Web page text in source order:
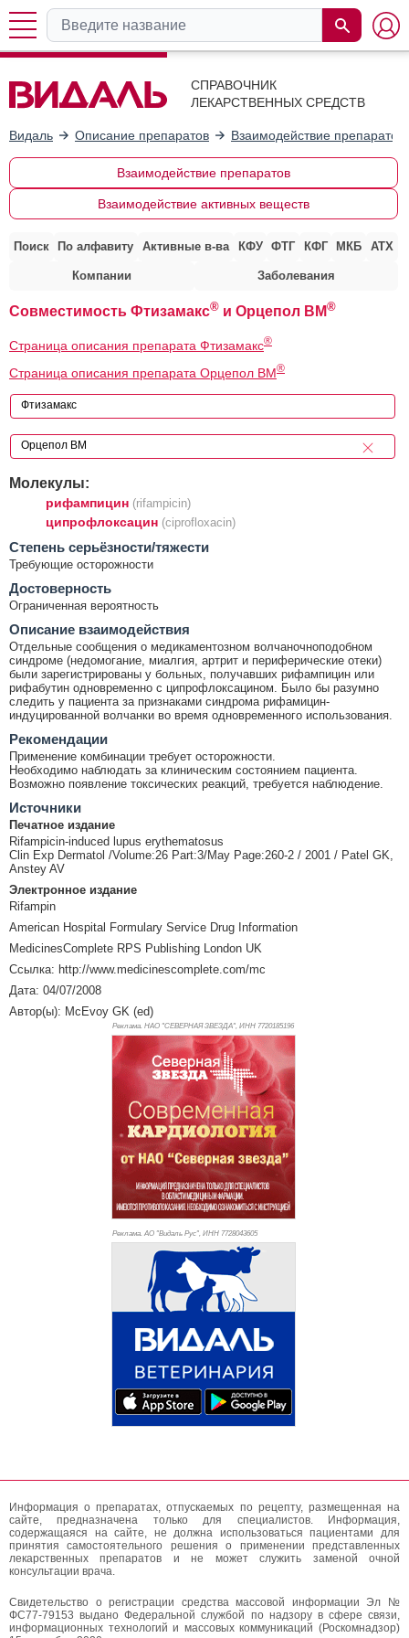
СПРАВОЧНИК
ЛЕКАРСТВЕННЫХ СРЕДСТВ
Видаль Описание препаратов Взаимодействие препаратов
Взаимодействие препаратов
Взаимодействие активных веществ
Поиск По алфавиту Активные в-ва КФУ ФТГ КФГ МКБ АТХ
Компании Заболевания
Совместимость Фтизамакс® и Орцепол ВМ®
Страница описания препарата Фтизамакс®
Страница описания препарата Орцепол ВМ®
Молекулы:
рифампицин (rifampicin)
ципрофлоксацин (ciprofloxacin)
Cтепень серьёзности/тяжести
Требующие осторожности
Достоверность
Ограниченная вероятность
Описание взаимодействия
Отдельные сообщения о медикаментозном волчаночноподобном
синдроме (недомогание, миалгия, артрит и периферические отеки)
были зарегистрированы у больных, получавших рифампицин или
рифабутин одновременно с ципрофлоксацином. Было бы разумно
следить у пациента за признаками синдрома рифамицин-
индуцированной волчанки во время одновременного использования.
Рекомендации
Применение комбинации требует осторожности.
Необходимо наблюдать за клиническим состоянием пациента.
Возможно появление токсических реакций, требуется наблюдение.
Источники
Печатное издание
Rifampicin-induced lupus erythematosus
Clin Exp Dermatol /Volume:26 Part:3/May Page:260-2 / 2001 / Patel GK,
Anstey AV
Электронное издание
Rifampin
American Hospital Formulary Service Drug Information
MedicinesComplete RPS Publishing London UK
Ссылка: http://www.medicinescomplete.com/mc
Дата: 04/07/2008
Автор(ы): McEvoy GK (ed)
Реклама. НАО "СЕВЕРНАЯ ЗВЕЗДА", ИНН 7720185196
Реклама. АО "Видаль Рус", ИНН 7728043605
Информация о препаратах, отпускаемых по рецепту, размещенная на
сайте, предназначена только для специалистов. Информация,
содержащаяся на сайте, не должна использоваться пациентами для
принятия самостоятельного решения о применении представленных
лекарственных препаратов и не может служить заменой очной
консультации врача.
Свидетельство о регистрации средства массовой информации Эл №
ФС77-79153 выдано Федеральной службой по надзору в сфере связи,
информационных технологий и массовых коммуникаций (Роскомнадзор)